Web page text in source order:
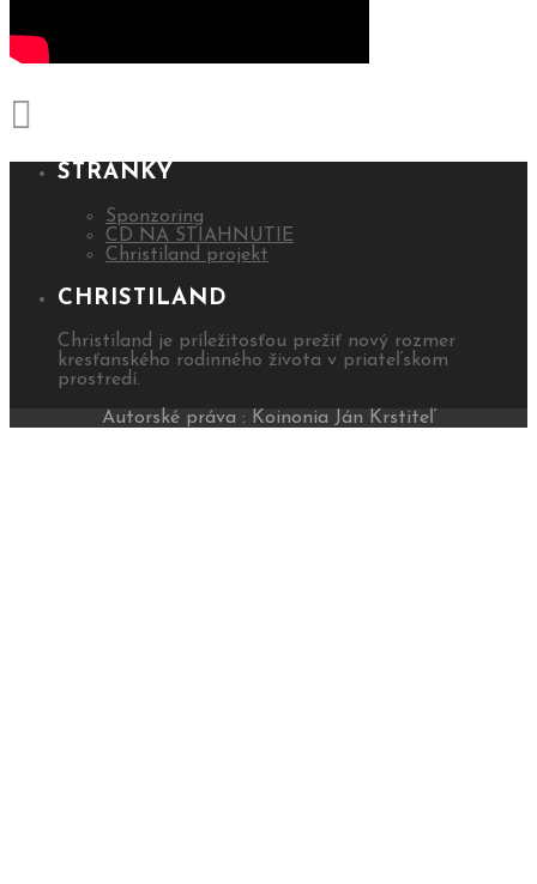
STRÁNKY
Sponzoring
CD NA STIAHNUTIE
Christiland projekt
CHRISTILAND
Christiland je príležitosťou prežiť nový rozmer
kresťanského rodinného života v priateľskom
prostredí.
Autorské práva : Koinonia Ján Krstiteľ